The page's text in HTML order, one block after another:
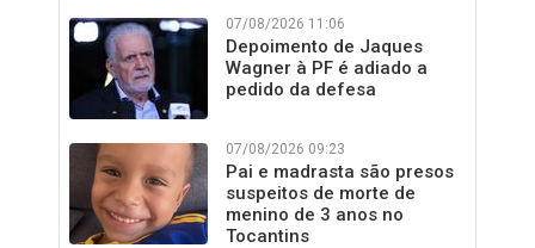
07/08/2026 11:06
Depoimento de Jaques
Wagner à PF é adiado a
pedido da defesa
07/08/2026 09:23
Pai e madrasta são presos
suspeitos de morte de
menino de 3 anos no
Tocantins